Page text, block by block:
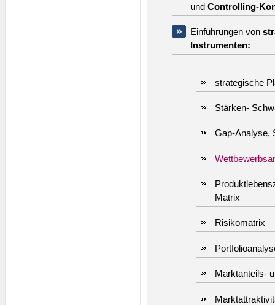
und Controlling-
Einführungen von
Instrumenten:
strategische
Stärken-
Gap-Analyse,
Matrix
Risikomatrix
Marktanteils-